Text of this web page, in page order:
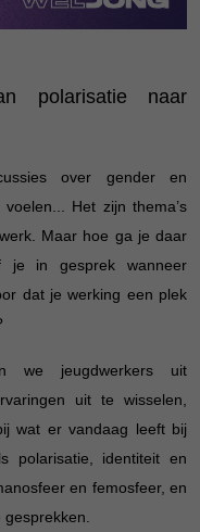
polarisatie naar
over gender en
Het zijn thema’s
Maar hoe ga je daar
je in gesprek wanneer
dat je werking een plek
we jeugdwerkers uit
uit te wisselen,
wat er vandaag leeft bij
polarisatie, identiteit en
en femosfeer, en